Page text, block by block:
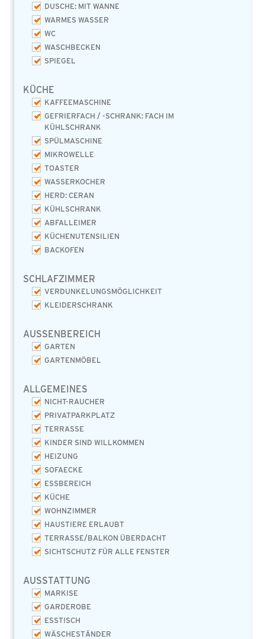
DUSCHE: MIT WANNE
WARMES WASSER
WC
WASCHBECKEN
SPIEGEL
KÜCHE
KAFFEEMASCHINE
GEFRIERFACH / -SCHRANK: FACH IM
KÜHLSCHRANK
SPÜLMASCHINE
MIKROWELLE
TOASTER
WASSERKOCHER
HERD: CERAN
KÜHLSCHRANK
ABFALLEIMER
KÜCHENUTENSILIEN
BACKOFEN
SCHLAFZIMMER
VERDUNKELUNGSMÖGLICHKEIT
KLEIDERSCHRANK
AUSSENBEREICH
GARTEN
GARTENMÖBEL
ALLGEMEINES
NICHT-RAUCHER
PRIVATPARKPLATZ
TERRASSE
KINDER SIND WILLKOMMEN
HEIZUNG
SOFAECKE
ESSBEREICH
KÜCHE
WOHNZIMMER
HAUSTIERE ERLAUBT
TERRASSE/BALKON ÜBERDACHT
SICHTSCHUTZ FÜR ALLE FENSTER
AUSSTATTUNG
MARKISE
GARDEROBE
ESSTISCH
WÄSCHESTÄNDER